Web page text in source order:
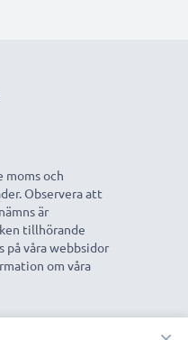
moms och
Observera att
är
tillhörande
på våra webbsidor
om våra